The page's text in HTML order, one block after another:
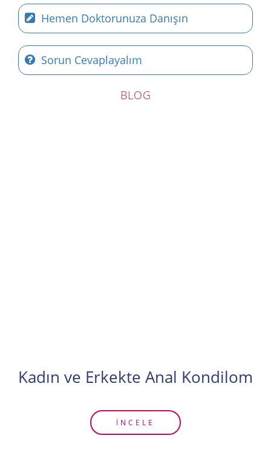
Hemen Doktorunuza Danışın
Sorun Cevaplayalım
BLOG
Kadın ve Erkekte Anal Kondilom
İNCELE